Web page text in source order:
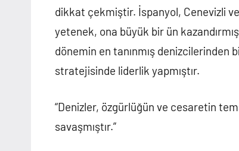
dikkat çekmiştir. İspanyol, Cenevizli
yetenek, ona büyük bir ün
dönemin en tanınmış denizcilerinden
stratejisinde liderlik yapmıştır.
“Denizler, özgürlüğün ve cesaretin
savaşmıştır.”